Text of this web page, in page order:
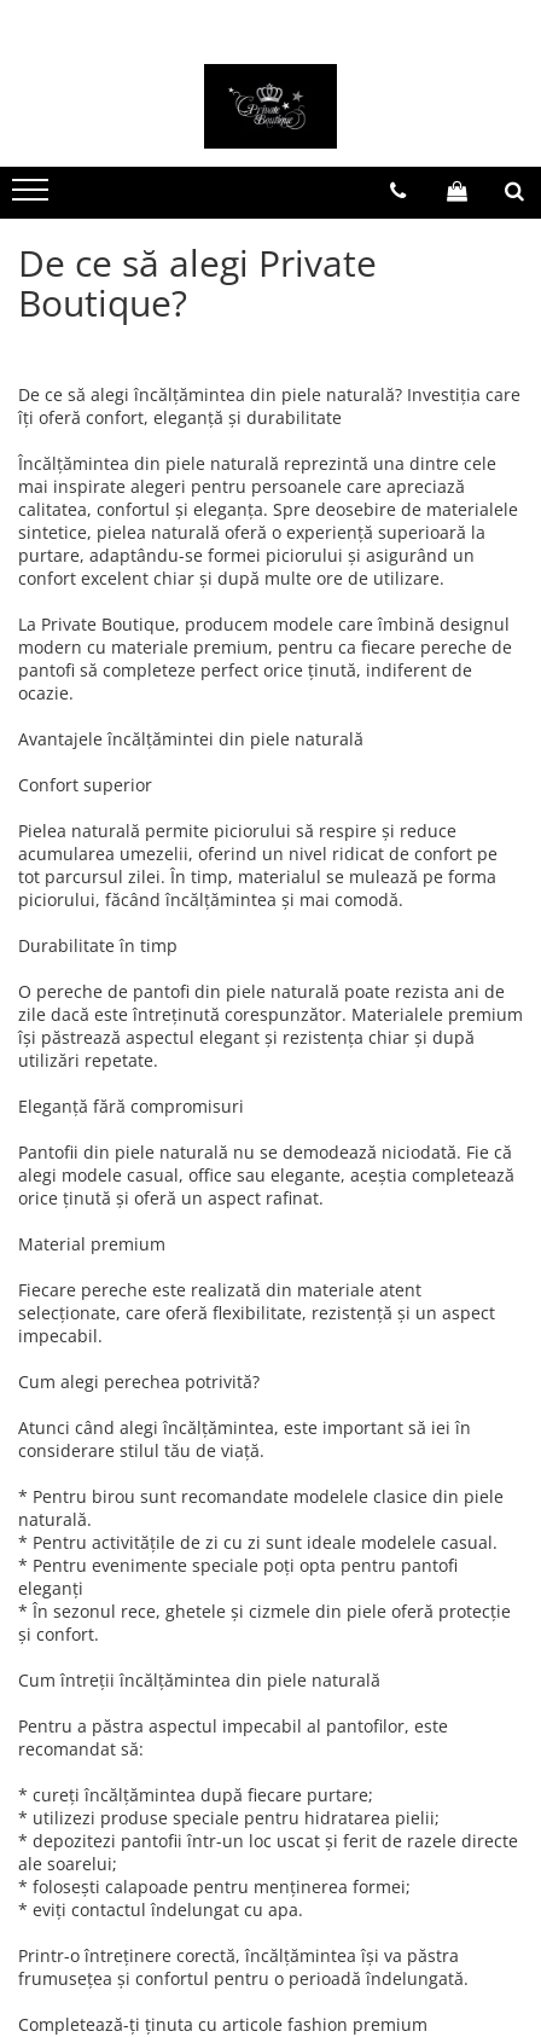
Treninguri
Rochii
Tricouri
Pantofi casual
Ghete
Accesorii
Jachete
Treninguri
Încălțăminte
Genți
Parfumuri damă
Parfumuri unisex
Parfumuri damă
Parfumuri unisex
De ce să alegi Private
Boutique?
De ce să alegi încălțămintea din piele naturală? Investiția care
îți oferă confort, eleganță și durabilitate
Încălțămintea din piele naturală reprezintă una dintre cele
mai inspirate alegeri pentru persoanele care apreciază
calitatea, confortul și eleganța. Spre deosebire de materialele
sintetice, pielea naturală oferă o experiență superioară la
purtare, adaptându-se formei piciorului și asigurând un
confort excelent chiar și după multe ore de utilizare.
La Private Boutique, producem modele care îmbină designul
modern cu materiale premium, pentru ca fiecare pereche de
pantofi să completeze perfect orice ținută, indiferent de
ocazie.
Avantajele încălțămintei din piele naturală
Confort superior
Pielea naturală permite piciorului să respire și reduce
acumularea umezelii, oferind un nivel ridicat de confort pe
tot parcursul zilei. În timp, materialul se mulează pe forma
piciorului, făcând încălțămintea și mai comodă.
Durabilitate în timp
O pereche de pantofi din piele naturală poate rezista ani de
zile dacă este întreținută corespunzător. Materialele premium
își păstrează aspectul elegant și rezistența chiar și după
utilizări repetate.
Eleganță fără compromisuri
Pantofii din piele naturală nu se demodează niciodată. Fie că
alegi modele casual, office sau elegante, aceștia completează
orice ținută și oferă un aspect rafinat.
Material premium
Fiecare pereche este realizată din materiale atent
selecționate, care oferă flexibilitate, rezistență și un aspect
impecabil.
Cum alegi perechea potrivită?
Atunci când alegi încălțămintea, este important să iei în
considerare stilul tău de viață.
* Pentru birou sunt recomandate modelele clasice din piele
naturală.
* Pentru activitățile de zi cu zi sunt ideale modelele casual.
* Pentru evenimente speciale poți opta pentru pantofi
eleganți
* În sezonul rece, ghetele și cizmele din piele oferă protecție
și confort.
Cum întreții încălțămintea din piele naturală
Pentru a păstra aspectul impecabil al pantofilor, este
recomandat să:
* cureți încălțămintea după fiecare purtare;
* utilizezi produse speciale pentru hidratarea pielii;
* depozitezi pantofii într-un loc uscat și ferit de razele directe
ale soarelui;
* folosești calapoade pentru menținerea formei;
* eviți contactul îndelungat cu apa.
Printr-o întreținere corectă, încălțămintea își va păstra
frumusețea și confortul pentru o perioadă îndelungată.
Completează-ți ținuta cu articole fashion premium